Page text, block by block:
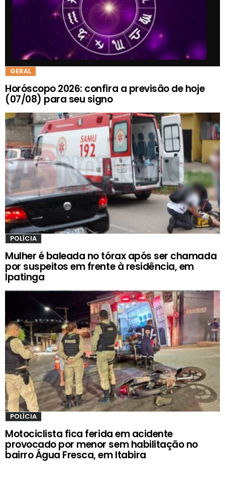
GERAL
Horóscopo 2026: confira a previsão de hoje
(07/08) para seu signo
POLÍCIA
Mulher é baleada no tórax após ser chamada
por suspeitos em frente à residência, em
Ipatinga
POLÍCIA
Motociclista fica ferida em acidente
provocado por menor sem habilitação no
bairro Água Fresca, em Itabira